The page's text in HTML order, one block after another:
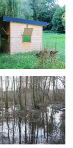
Agrandir
Agrandir
Agrandir
Agrandir